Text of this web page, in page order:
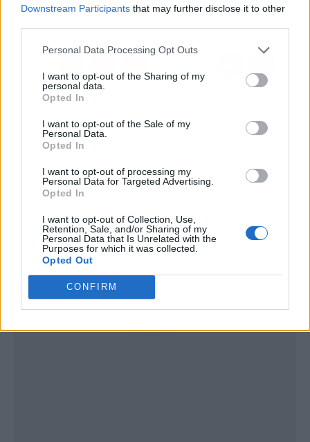
Downstream Participants that may further disclose it to other
Personal Data Processing Opt Outs
I want to opt-out of the Sharing of my
personal data.
Opted In
I want to opt-out of the Sale of my
Personal Data.
Opted In
I want to opt-out of processing my
Personal Data for Targeted Advertising.
Opted In
I want to opt-out of Collection, Use,
Retention, Sale, and/or Sharing of my
Personal Data that Is Unrelated with the
Purposes for which it was collected.
Opted Out
CONFIRM
entreguen a sus clientes
Publicidad